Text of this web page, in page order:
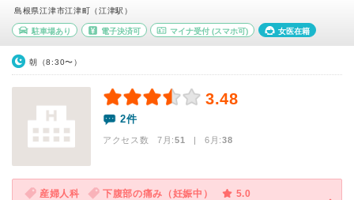
島根県江津市江津町（江津駅）
駐車場あり 電子決済可 マイナ受付 (スマホ可) 女医在籍
朝（8:30〜）
3.48
2件
アクセス数 7月:51 | 6月:38
産婦人科 下腹部の痛み（妊娠中）
5.0